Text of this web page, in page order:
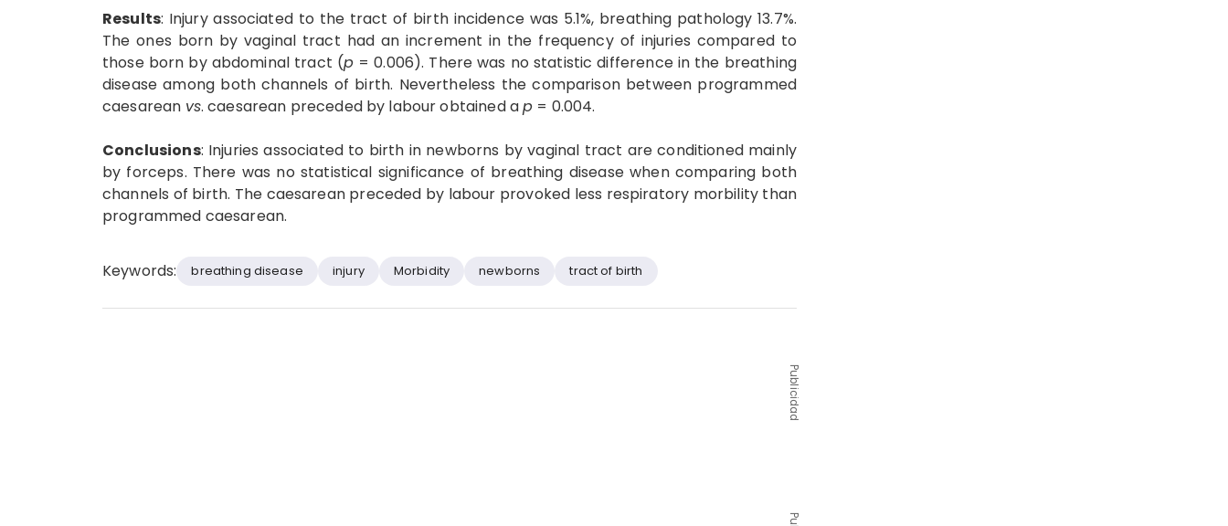
Results: Injury associated to the tract of birth incidence was 5.1%, breathing pathology 13.7%.
The ones born by vaginal tract had an increment in the frequency of injuries compared to
those born by abdominal tract (p = 0.006). There was no statistic difference in the breathing
disease among both channels of birth. Nevertheless the comparison between programmed
caesarean vs. caesarean preceded by labour obtained ap = 0.004.
Conclusions: Injuries associated to birth in newborns by vaginal tract are conditioned mainly
by forceps. There was no statistical significance of breathing disease when comparing both
channels of birth. The caesarean preceded by labour provoked less respiratory morbility than
programmed caesarean.
Keywords: breathing disease injury Morbidity newborns tract of birth
Publicidad